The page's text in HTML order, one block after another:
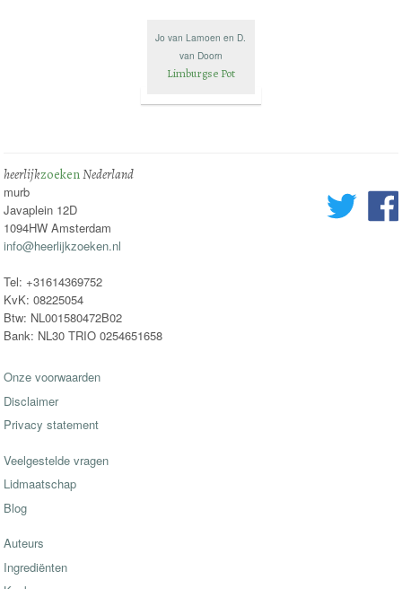
Jo van Lamoen en D.
van Doorn
Limburgse Pot
heerlijkzoekenNederland
murb
Javaplein 12D
1094HW Amsterdam
info@heerlijkzoeken.nl
Tel: +31614369752
KvK: 08225054
Btw: NL001580472B02
Bank: NL30 TRIO 0254651658
Onze voorwaarden
Disclaimer
Privacy statement
Veelgestelde vragen
Lidmaatschap
Blog
Auteurs
Ingrediënten